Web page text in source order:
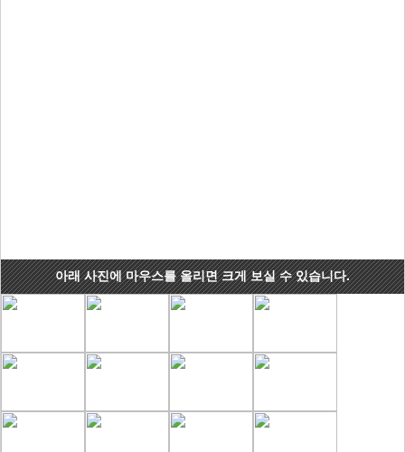
아래 사진에 마우스를 올리면 크게 보실 수 있습니다.